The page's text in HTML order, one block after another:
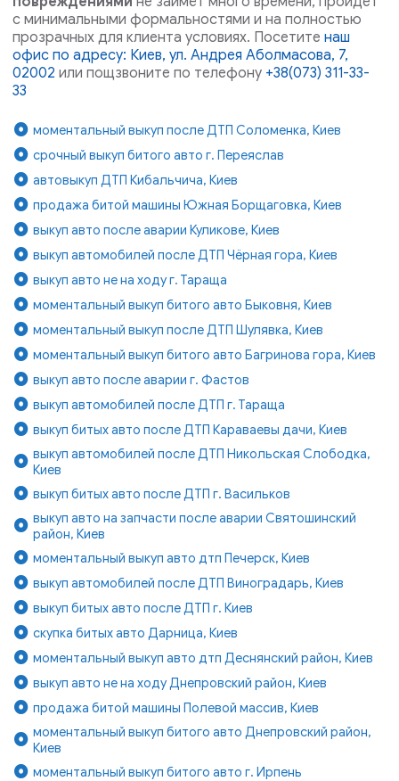
с минимальными формальностями и на полностью
прозрачных для клиента условиях. Посетитенаш
офис по адресу: Киев, ул. Андрея Аболмасова, 7,
02002 или пощзвоните по телефону +38(073) 311-33-
33
моментальный выкуп после ДТП Соломенка, Киев
срочный выкуп битого авто г. Переяслав
автовыкуп ДТП Кибальчича, Киев
продажа битой машины Южная Борщаговка, Киев
выкуп авто после аварии Куликове, Киев
выкуп автомобилей после ДТП Чёрная гора, Киев
выкуп авто не на ходу г. Тараща
моментальный выкуп битого авто Быковня, Киев
моментальный выкуп после ДТП Шулявка, Киев
моментальный выкуп битого авто Багринова гора, Киев
выкуп авто после аварии г. Фастов
выкуп автомобилей после ДТП г. Тараща
выкуп битых авто после ДТП Караваевы дачи, Киев
выкуп автомобилей после ДТП Никольская Слободка,
Киев
выкуп битых авто после ДТП г. Васильков
выкуп авто на запчасти после аварии Святошинский
район, Киев
моментальный выкуп авто дтп Печерск, Киев
выкуп автомобилей после ДТП Виноградарь, Киев
выкуп битых авто после ДТП г. Киев
скупка битых авто Дарница, Киев
моментальный выкуп авто дтп Деснянский район, Киев
выкуп авто не на ходу Днепровский район, Киев
продажа битой машины Полевой массив, Киев
моментальный выкуп битого авто Днепровский район,
Киев
моментальный выкуп битого авто г. Ирпень